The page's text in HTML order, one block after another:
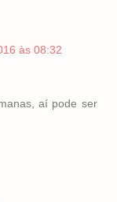
às 08:32
aí pode ser